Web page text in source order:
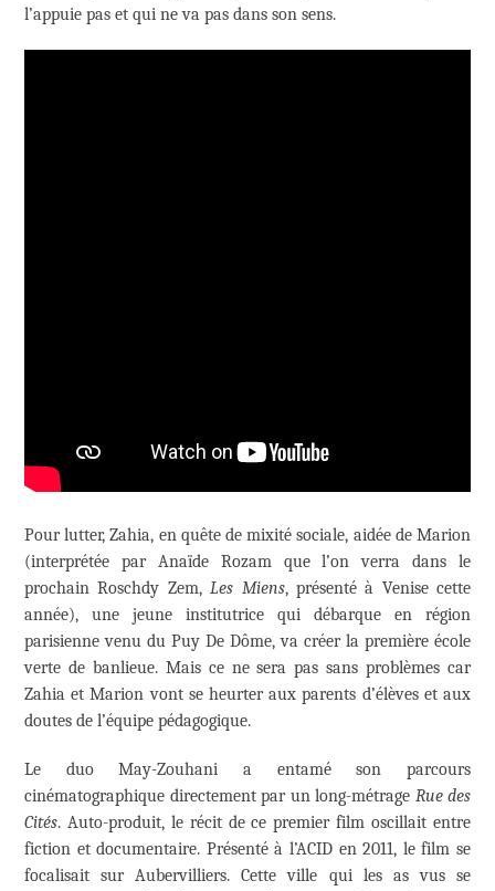
l’appuie pas et qui ne va pas dans son sens.
Pour lutter, Zahia, en quête de mixité sociale, aidée de Marion
(interprétée par Anaïde Rozam que l’on verra dans le
prochain Roschdy Zem,Les Miens, présenté à Venise cette
année), une jeune institutrice qui débarque en région
parisienne venu du Puy De Dôme, va créer la première école
verte de banlieue. Mais ce ne sera pas sans problèmes car
Zahia et Marion vont se heurter aux parents d’élèves et aux
doutes de l’équipe pédagogique.
Le duo May-Zouhani a entamé son parcours
cinématographique directement par un long-métrage Rue des
Cités. Auto-produit, le récit de ce premier film oscillait entre
fiction et documentaire. Présenté à l’ACID en 2011, le film se
focalisait sur Aubervilliers. Cette ville qui les as vus se